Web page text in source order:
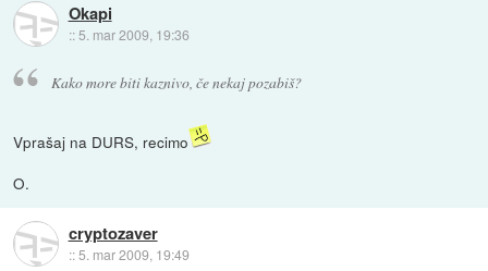
Okapi
:: 5. mar 2009, 19:36
Kako more biti kaznivo, če nekaj pozabiš?
Vprašaj na DURS, recimo
O.
cryptozaver
::5. mar 2009, 19:49